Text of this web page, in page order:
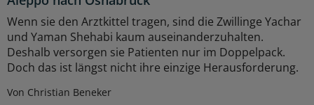
Wenn sie den Arztkittel tragen, sind die Zwillinge Yachar
und Yaman Shehabi kaum auseinanderzuhalten.
Deshalb versorgen sie Patienten nur im Doppelpack.
Doch das ist längst nicht ihre einzige Herausforderung.
Von Christian Beneker